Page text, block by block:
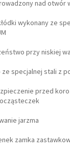
nad otwór
wykonany ze
przy niskiej
specjalnej stali z
przed
jarzma
zamka